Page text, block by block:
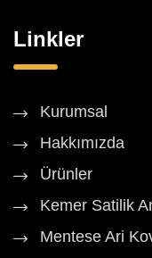
Linkler
Kurumsal
Hakkımızda
Ürünler
Kemer Satilik
Mentese Ari